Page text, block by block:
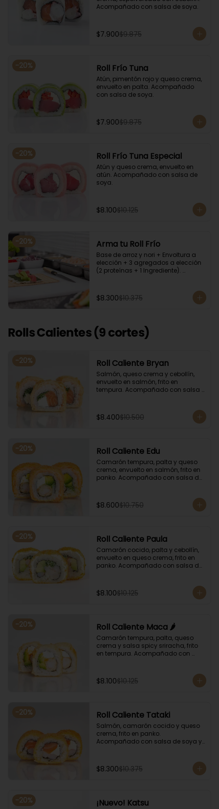
Acompañado con salsa de soya.
$7.900$9.875
-20% Roll Frío Tuna
Atún, pimentón rojo y queso crema,
envuelto en palta. Acompañado
con salsa de soya.
$7.900$9.875
-20% Roll Frío Tuna Especial
Atún y queso crema, envuelto en
atún. Acompañado con salsa de
soya.
$8.100$10.125
-20% Arma tu Roll Frío
Base de arroz y nori + Envoltura a
elección + 3 agregados a elección
(2 proteínas + 1 Ingrediente).
$8.300$10.375
Rolls Calientes (9 cortes)
-20% Roll Caliente Bryan
Salmón, queso crema y cebollín,
envuelto en salmón, frito en
tempura. Acompañado con salsa
$8.400$10.500
-20% Roll Caliente Edu
Camarón tempura, palta y queso
crema, envuelto en salmón, frito en
panko. Acompañado con salsa de
$8.600$10.750
-20% Roll Caliente Paula
Camarón cocido, palta y cebollín,
envuelto en queso crema, frito en
panko. Acompañado con salsa de
$8.100$10.125
-20% Roll Caliente Maca 🌶️
Camarón tempura, palta, queso
crema y salsa spicy sriracha, frito
en tempura. Acompañado con
$8.100$10.125
-20% Roll Caliente Tataki
Salmón, camarón cocido y queso
crema, frito en panko.
Acompañado con salsa de soya y
$8.300$10.375
-20% ¡Nuevo! Katsu